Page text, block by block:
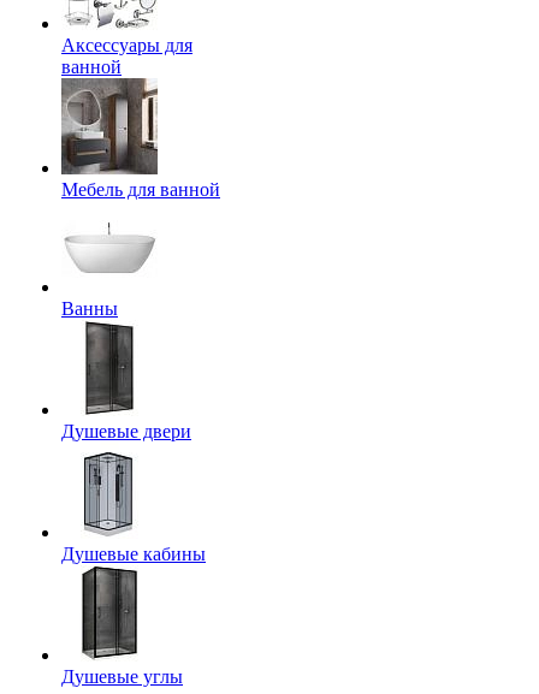
Аксессуары для
ванной
Мебель для ванной
Ванны
Душевые двери
Душевые кабины
Душевые углы